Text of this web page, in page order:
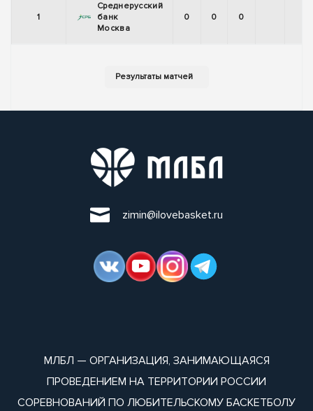
1
Среднерусский
банк
Москва
0 0 0
zimin@ilovebasket.ru
МЛБЛ — ОРГАНИЗАЦИЯ, ЗАНИМАЮЩАЯСЯ
ПРОВЕДЕНИЕМ НА ТЕРРИТОРИИ РОССИИ
СОРЕВНОВАНИЙ ПО ЛЮБИТЕЛЬСКОМУ БАСКЕТБОЛУ